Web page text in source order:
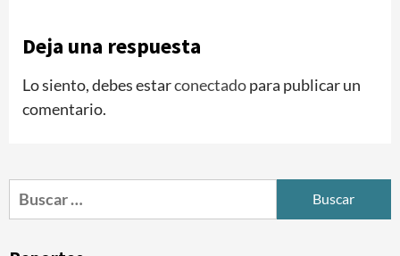
Deja una respuesta
Lo siento, debes estarconectadopara publicar un
comentario.
Buscar: